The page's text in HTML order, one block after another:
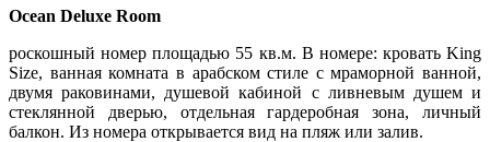
Ocean Deluxe Room
роскошный номер площадью 55 кв.м. В номере: кровать King
Size, ванная комната в арабском стиле с мраморной ванной,
двумя раковинами, душевой кабиной с ливневым душем и
стеклянной дверью, отдельная гардеробная зона, личный
балкон. Из номера открывается вид на пляж или залив.